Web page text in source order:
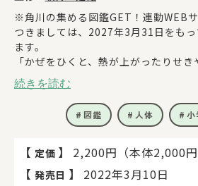
※角川の集める図鑑GET！連動WEB
つきましては、2027年3月31日をも
ます。
「かぜをひくと、熱が上がったりせ
なぜ？」「しゃっくりはどうして起こ
だには不思議に思うことがたくさんあ
のナゾを解き明かしながら、人体の奥
です。最新研究が反映され、新型コロ
この図鑑では、臓器や細胞などを「部
のがどんな働きをしているのかが理解
続きを読む
図鑑 人体 小
【 定価 】
2,200円（本体2,000円
【 発売日 】
2022年3月10日